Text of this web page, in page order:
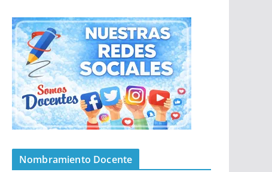
Nombramiento Docente